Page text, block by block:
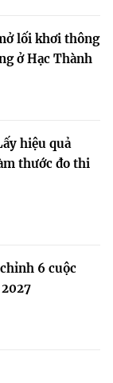
lối khơi thông
ở Hạc Thành
hiệu quả
thước đo thi
6 cuộc